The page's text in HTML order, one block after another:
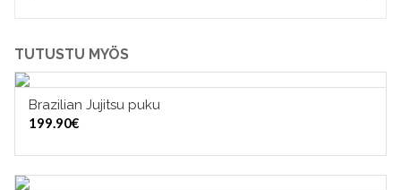
TUTUSTU MYÖS
VALITSE VAIHTOEHDOISTA
Brazilian Jujitsu puku
199.90€